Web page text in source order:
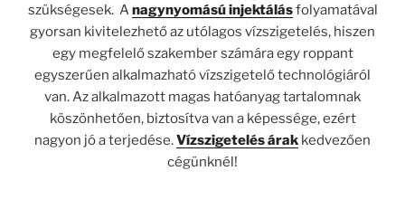
szükségesek. Anagynyomásúinjektálásfolyamatával
gyorsan kivitelezhető az utólagos vízszigetelés, hiszen
egy megfelelő szakember számára egy roppant
egyszerűen alkalmazható vízszigetelő technológiáról
van. Az alkalmazott magas hatóanyag tartalomnak
köszönhetően, biztosítva van a képessége, ezért
nagyon jó a terjedése.Vízszigetelés árak kedvezően
cégünknél!